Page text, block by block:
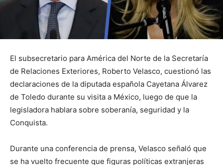
El subsecretario para América del Norte de la Secretaría
de Relaciones Exteriores, Roberto Velasco, cuestionó las
declaraciones de la diputada española Cayetana Álvarez
de Toledo durante su visita a México, luego de que la
legisladora hablara sobre soberanía, seguridad y la
Conquista.
Durante una conferencia de prensa, Velasco señaló que
se ha vuelto frecuente que figuras políticas extranjeras